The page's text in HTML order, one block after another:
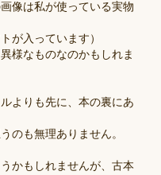
像は私が使っている実物
が入っています）
様なものなのかもしれま
よりも先に、本の裏にあ
のも無理ありません。
かもしれませんが、古本